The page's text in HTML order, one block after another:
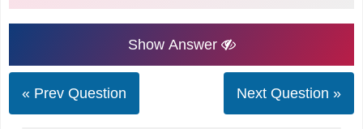
Show Answer
« Prev Question Next Question »